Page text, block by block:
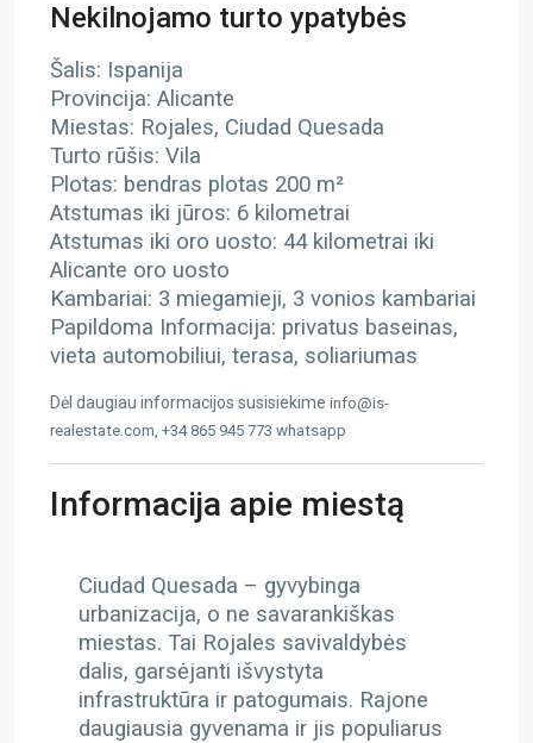
Nekilnojamo turto ypatybės
Šalis: Ispanija
Provincija: Alicante
Miestas: Rojales, Ciudad Quesada
Turto rūšis: Vila
Plotas: bendras plotas 200 m²
Atstumas iki jūros: 6 kilometrai
Atstumas iki oro uosto: 44 kilometrai iki
Alicante oro uosto
Kambariai: 3 miegamieji, 3 vonios kambariai
Papildoma Informacija: privatus baseinas,
vieta automobiliui, terasa, soliariumas
Dėl daugiau informacijos susisiekime info@is-
realestate.com, +34 865 945 773 whatsapp
Informacija apie miestą
Ciudad Quesada – gyvybinga
urbanizacija, o ne savarankiškas
miestas. Tai Rojales savivaldybės
dalis, garsėjanti išvystyta
infrastruktūra ir patogumais. Rajone
daugiausia gyvenama ir jis populiarus